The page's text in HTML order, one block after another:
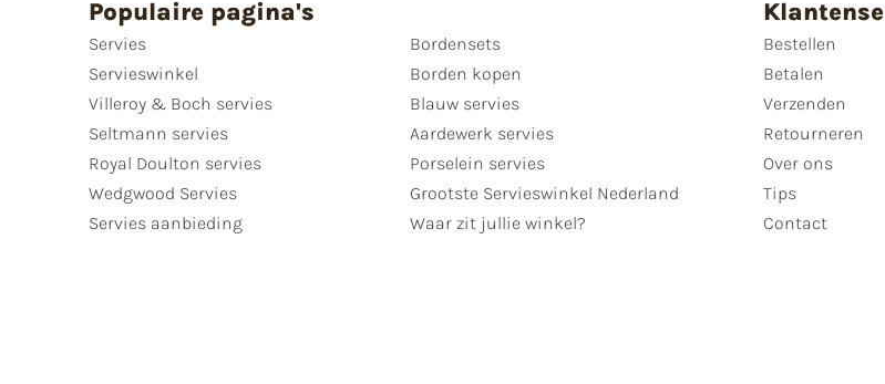
Populaire pagina's
Servies
Servieswinkel
Villeroy & Boch servies
Seltmann servies
Royal Doulton servies
Wedgwood Servies
Servies aanbieding
Bordensets
Borden kopen
Blauw servies
Aardewerk servies
Porselein servies
Grootste Servieswinkel Nederland
Waar zit jullie winkel?
Bestellen
Betalen
Verzenden
Retourneren
Over ons
Tips
Contact